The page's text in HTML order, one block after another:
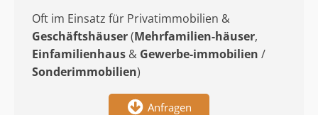
Oft im Einsatz für Privatimmobilien &
Geschäftshäuser(Mehrfamilien-häuser,
Einfamilienhaus & Gewerbe-immobilien /
Sonderimmobilien)
Anfragen